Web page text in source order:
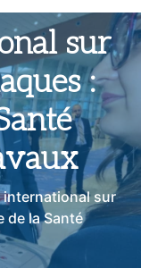
sur
:
international sur
de la Santé